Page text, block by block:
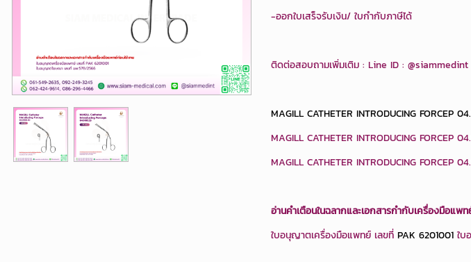
-ออกใบเสร็จรับเงิน/ ใบกำกับภาษีได้
ติดต่อสอบถามเพิ่มเติม : Line ID : @siammedint
MAGILL CATHETER INTRODUCING FORCEP
MAGILL CATHETER INTRODUCING FORCEP
MAGILL CATHETER INTRODUCING FORCEP
อ่านคำเตือนในฉลากและเอกสารกำกับเครื่องมือแพ
ใบอนุญาตเครื่องมือแพทย์ เลขที่ PAK 6201001ใบ